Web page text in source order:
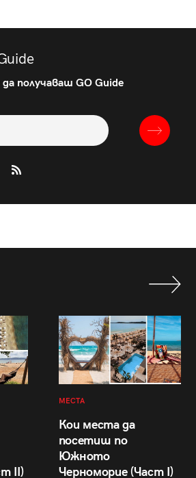
получаваш GO Guide
II)
МЕСТА
Кои места да
посетиш по
Южното
Черноморие (Част I)